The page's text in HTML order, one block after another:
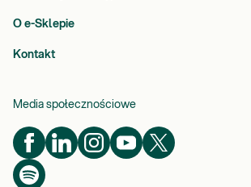
O e-Sklepie
Kontakt
Media społecznościowe